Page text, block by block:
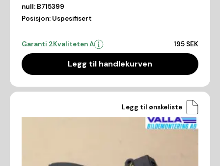
null: B715399
Posisjon: Uspesifisert
Garanti 2Kvaliteten A 195 SEK
Legg til handlekurven
Legg til ønskeliste